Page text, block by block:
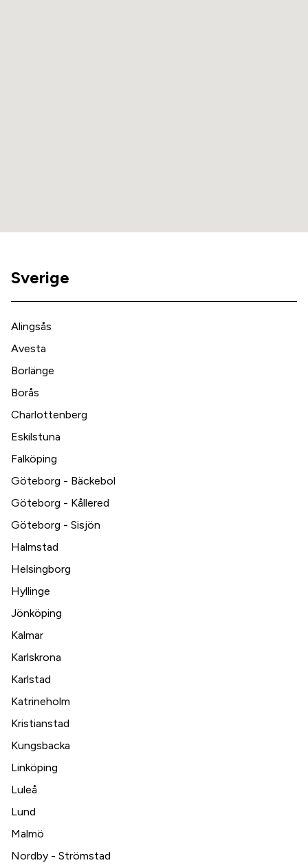
Sverige
Alingsås
Avesta
Borlänge
Borås
Charlottenberg
Eskilstuna
Falköping
Göteborg - Bäckebol
Göteborg - Kållered
Göteborg - Sisjön
Halmstad
Helsingborg
Hyllinge
Jönköping
Kalmar
Karlskrona
Karlstad
Katrineholm
Kristianstad
Kungsbacka
Linköping
Luleå
Lund
Malmö
Nordby - Strömstad